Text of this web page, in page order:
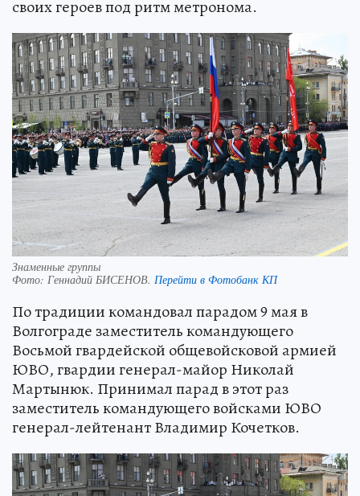
своих героев под ритм метронома.
Знаменные группы
Фото: Геннадий БИСЕНОВ. Перейти в Фотобанк КП
По традиции командовал парадом 9 мая в
Волгограде заместитель командующего
Восьмой гвардейской общевойсковой армией
ЮВО, гвардии генерал-майор Николай
Мартынюк. Принимал парад в этот раз
заместитель командующего войсками ЮВО
генерал-лейтенант Владимир Кочетков.